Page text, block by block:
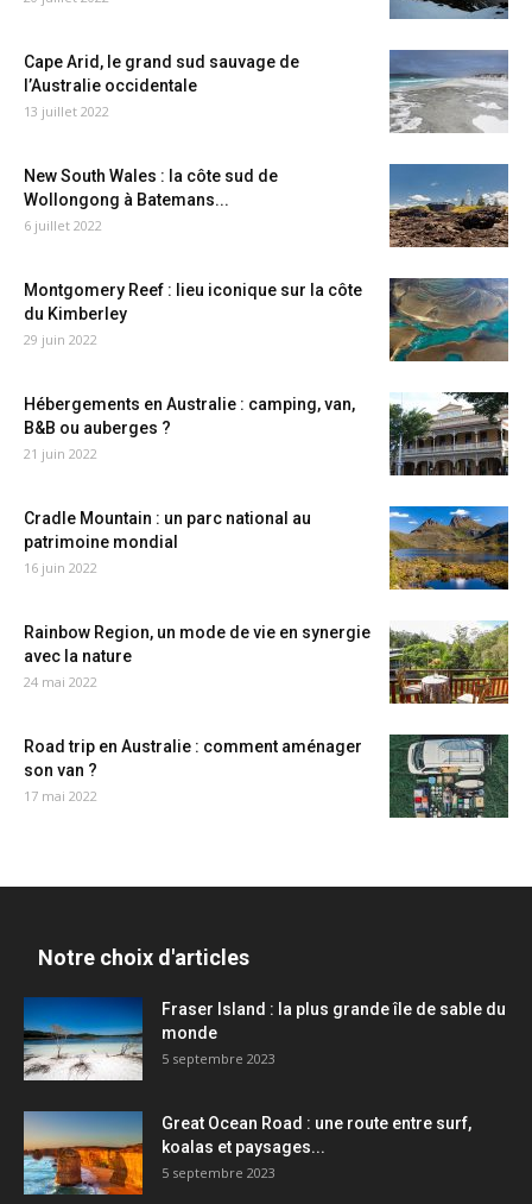
Cape Arid, le grand sud sauvage de
l’Australie occidentale
13 juillet 2022
New South Wales : la côte sud de
Wollongong à Batemans...
6 juillet 2022
Montgomery Reef : lieu iconique sur la côte
du Kimberley
29 juin 2022
Hébergements en Australie : camping, van,
B&B ou auberges ?
21 juin 2022
Cradle Mountain : un parc national au
patrimoine mondial
16 juin 2022
Rainbow Region, un mode de vie en synergie
avec la nature
24 mai 2022
Road trip en Australie : comment aménager
son van ?
17 mai 2022
Notre choix d'articles
Fraser Island : la plus grande île de sable du
monde
5 septembre 2023
Great Ocean Road : une route entre surf,
koalas et paysages...
5 septembre 2023